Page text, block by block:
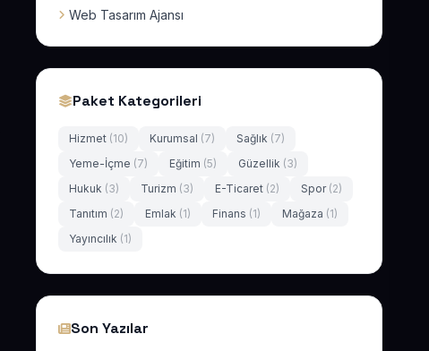
Web Tasarım Ajansı
Paket Kategorileri
Hizmet (10) Kurumsal (7) Sağlık (7)
Yeme-İçme (7) Eğitim (5) Güzellik (3)
Hukuk (3) Turizm (3) E-Ticaret (2) Spor (2)
Tanıtım (2) Emlak (1) Finans (1) Mağaza (1)
Yayıncılık (1)
Son Yazılar